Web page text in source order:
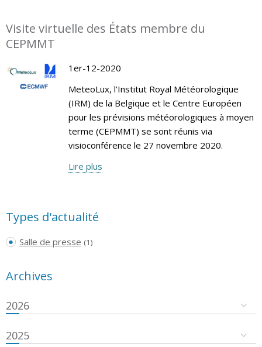
Visite virtuelle des États membre du
CEPMMT
1er-12-2020
MeteoLux, l’Institut Royal Météorologique
(IRM) de la Belgique et le Centre Européen
pour les prévisions météorologiques à moyen
terme (CEPMMT) se sont réunis via
visioconférence le 27 novembre 2020.
Lire plus
Types d'actualité
Salle de presse (1)
Archives
2026
2025